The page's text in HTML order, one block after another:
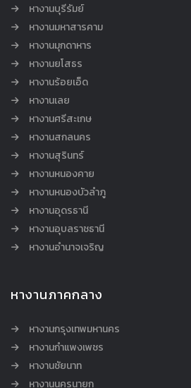
หางานบุรีรัมย์
หางานมหาสารคาม
หางานมุกดาหาร
หางานยโสธร
หางานร้อยเอ็ด
หางานเลย
หางานศรีสะเกษ
หางานสกลนคร
หางานสุรินทร์
หางานหนองคาย
หางานหนองบัวลำภู
หางานอุดรธานี
หางานอุบลราชธานี
หางานอำนาจเจริญ
หางานภาคกลาง
หางานกรุงเทพมหานคร
หางานกำแพงเพชร
หางานชัยนาท
หางานนครนายก